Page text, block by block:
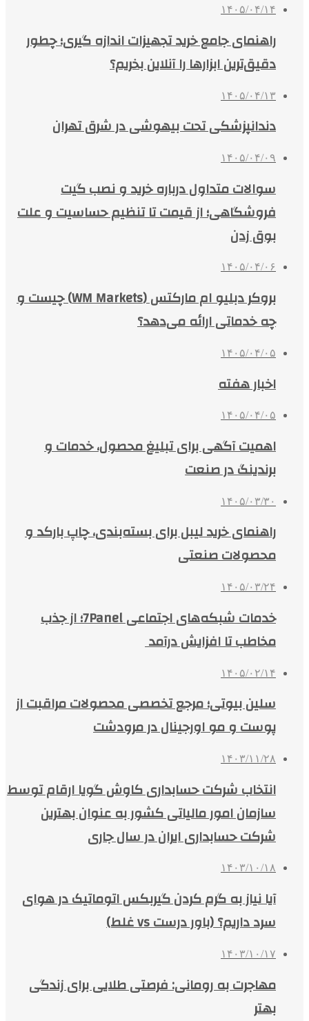
۱۴۰۵/۰۴/۱۴
راهنمای جامع خرید تجهیزات اندازه گیری؛ چطور
دقیق‌ترین ابزارها را آنلاین بخریم؟
۱۴۰۵/۰۴/۱۳
دندانپزشکی تحت بیهوشی در شرق تهران
۱۴۰۵/۰۴/۰۹
سوالات متداول درباره خرید و نصب گیت
فروشگاهی؛ از قیمت تا تنظیم حساسیت و علت
بوق زدن
۱۴۰۵/۰۴/۰۶
بروکر دبلیو ام مارکتس (WM Markets) چیست و
چه خدماتی ارائه می‌دهد؟
۱۴۰۵/۰۴/۰۵
اخبار هفته
۱۴۰۵/۰۴/۰۵
اهمیت آگهی برای تبلیغ محصول، خدمات و
برندینگ در صنعت
۱۴۰۵/۰۳/۳۰
راهنمای خرید لیبل برای بسته‌بندی، چاپ بارکد و
محصولات صنعتی
۱۴۰۵/۰۳/۲۴
خدمات شبکه‌های اجتماعی 7Panel؛ از جذب
مخاطب تا افزایش درآمد
۱۴۰۵/۰۲/۱۴
سلین بیوتی؛ مرجع تخصصی محصولات مراقبت از
پوست و مو اورجینال در مرودشت
۱۴۰۳/۱۱/۲۸
انتخاب شرکت حسابداری کاوش گویا ارقام توسط
سازمان امور مالیاتی کشور به عنوان بهترین
شرکت حسابداری ایران در سال جاری
۱۴۰۳/۱۰/۱۸
آیا نیاز به گرم کردن گیربکس اتوماتیک در هوای
سرد داریم؟ (باور درست vs غلط)
۱۴۰۳/۱۰/۱۷
مهاجرت به رومانی: فرصتی طلایی برای زندگی
بهتر